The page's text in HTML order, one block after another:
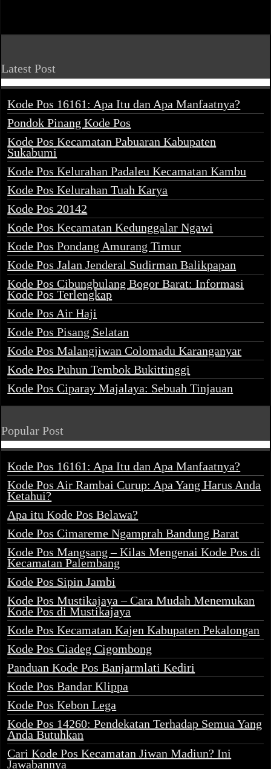
Latest Post
Kode Pos 16161: Apa Itu dan Apa Manfaatnya?
Pondok Pinang Kode Pos
Kode Pos Kecamatan Pabuaran Kabupaten
Sukabumi
Kode Pos Kelurahan Padaleu Kecamatan Kambu
Kode Pos Kelurahan Tuah Karya
Kode Pos 20142
Kode Pos Kecamatan Kedunggalar Ngawi
Kode Pos Pondang Amurang Timur
Kode Pos Jalan Jenderal Sudirman Balikpapan
Kode Pos Cibungbulang Bogor Barat: Informasi
Kode Pos Terlengkap
Kode Pos Air Haji
Kode Pos Pisang Selatan
Kode Pos Malangjiwan Colomadu Karanganyar
Kode Pos Puhun Tembok Bukittinggi
Kode Pos Ciparay Majalaya: Sebuah Tinjauan
Popular Post
Kode Pos 16161: Apa Itu dan Apa Manfaatnya?
Kode Pos Air Rambai Curup: Apa Yang Harus Anda
Ketahui?
Apa itu Kode Pos Belawa?
Kode Pos Cimareme Ngamprah Bandung Barat
Kode Pos Mangsang – Kilas Mengenai Kode Pos di
Kecamatan Palembang
Kode Pos Sipin Jambi
Kode Pos Mustikajaya – Cara Mudah Menemukan
Kode Pos di Mustikajaya
Kode Pos Kecamatan Kajen Kabupaten Pekalongan
Kode Pos Ciadeg Cigombong
Panduan Kode Pos Banjarmlati Kediri
Kode Pos Bandar Klippa
Kode Pos Kebon Lega
Kode Pos 14260: Pendekatan Terhadap Semua Yang
Anda Butuhkan
Cari Kode Pos Kecamatan Jiwan Madiun? Ini
Jawabannya